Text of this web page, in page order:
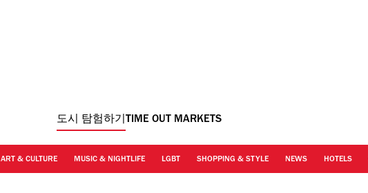
도시 탐험하기 TIME OUT MARKETS
ART & CULTURE MUSIC & NIGHTLIFE LGBT SHOPPING & STYLE NEWS HOTELS